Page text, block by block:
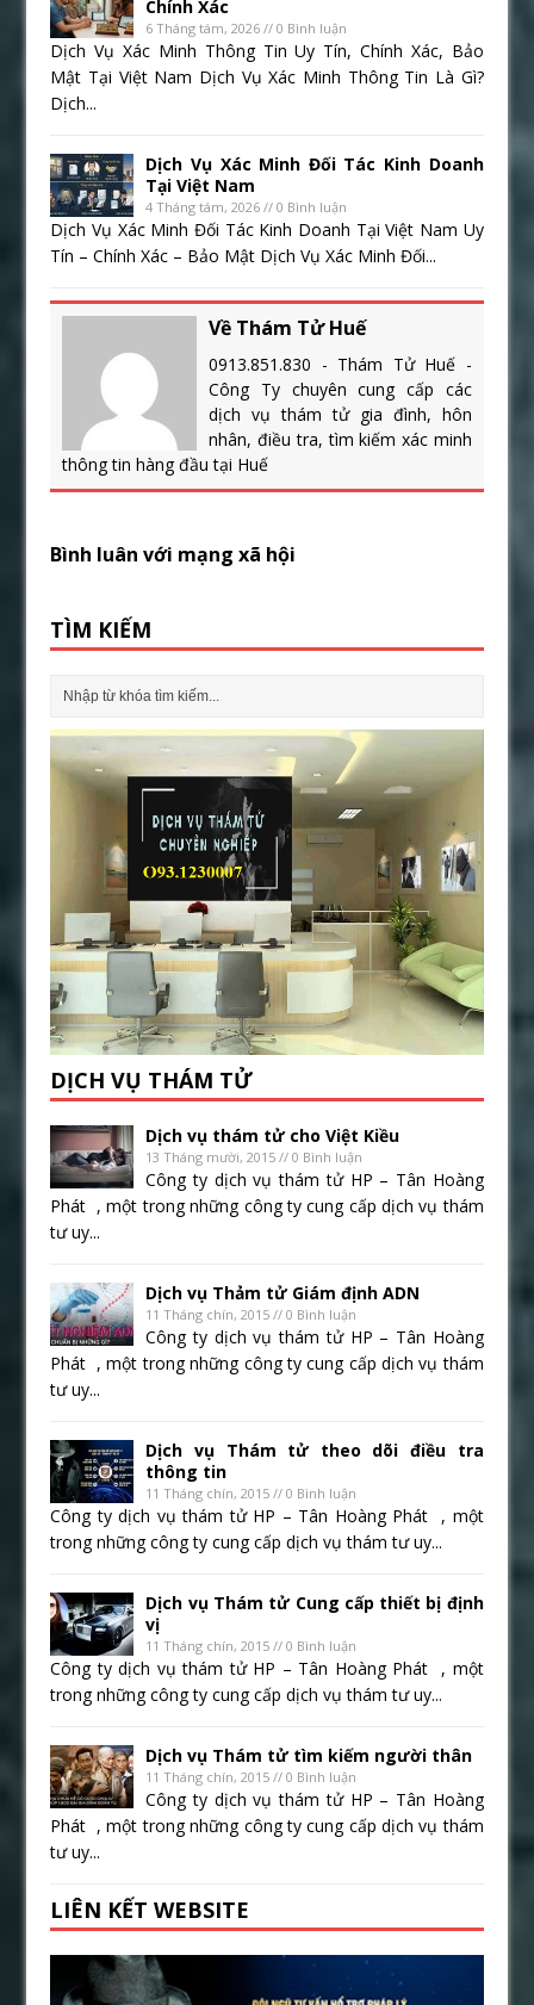
Chính Xác
6 Tháng tám, 2026 // 0 Bình luận
Dịch Vụ Xác Minh Thông Tin Uy Tín, Chính Xác, Bảo
Mật Tại Việt Nam Dịch Vụ Xác Minh Thông Tin Là Gì?
Dịch...
Dịch Vụ Xác Minh Đối Tác Kinh Doanh
Tại Việt Nam
4 Tháng tám, 2026 // 0 Bình luận
Dịch Vụ Xác Minh Đối Tác Kinh Doanh Tại Việt Nam Uy
Tín – Chính Xác – Bảo Mật Dịch Vụ Xác Minh Đối...
Về Thám Tử Huế
0913.851.830 - Thám Tử Huế -
Công Ty chuyên cung cấp các
dịch vụ thám tử gia đình, hôn
nhân, điều tra, tìm kiếm xác minh
thông tin hàng đầu tại Huế
Bình luân với mạng xã hội
TÌM KIẾM
DỊCH VỤ THÁM TỬ
Dịch vụ thám tử cho Việt Kiều
13 Tháng mười, 2015 // 0 Bình luận
Công ty dịch vụ thám tử HP – Tân Hoàng
Phát , một trong những công ty cung cấp dịch vụ thám
tư uy...
Dịch vụ Thảm tử Giám định ADN
11 Tháng chín, 2015 // 0 Bình luận
Công ty dịch vụ thám tử HP – Tân Hoàng
Phát , một trong những công ty cung cấp dịch vụ thám
tư uy...
Dịch vụ Thám tử theo dõi điều tra
thông tin
11 Tháng chín, 2015 // 0 Bình luận
Công ty dịch vụ thám tử HP – Tân Hoàng Phát , một
trong những công ty cung cấp dịch vụ thám tư uy...
Dịch vụ Thám tử Cung cấp thiết bị định
vị
11 Tháng chín, 2015 // 0 Bình luận
Công ty dịch vụ thám tử HP – Tân Hoàng Phát , một
trong những công ty cung cấp dịch vụ thám tư uy...
Dịch vụ Thám tử tìm kiếm người thân
11 Tháng chín, 2015 // 0 Bình luận
Công ty dịch vụ thám tử HP – Tân Hoàng
Phát , một trong những công ty cung cấp dịch vụ thám
tư uy...
LIÊN KẾT WEBSITE